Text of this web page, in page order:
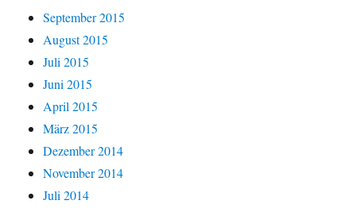
September 2015
August 2015
Juli 2015
Juni 2015
April 2015
März 2015
Dezember 2014
November 2014
Juli 2014